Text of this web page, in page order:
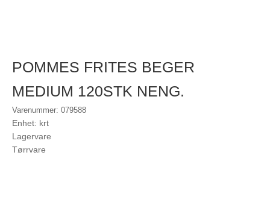
POMMES FRITES BEGER
MEDIUM 120STK NENG.
Varenummer: 079588
Enhet: krt
Lagervare
Tørrvare